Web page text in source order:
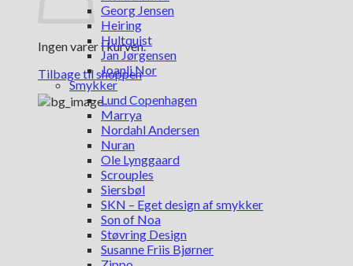
Ingen varer i kurven.
Tilbage til shoppen
Georg Jensen
Heiring
Hultquist
Jan Jørgensen
Joanli Nor
Smykker
Lund Copenhagen
Marrya
Nordahl Andersen
Nuran
Ole Lynggaard
Scrouples
Siersbøl
SKN – Eget design af smykker
Son of Noa
Støvring Design
Susanne Friis Bjørner